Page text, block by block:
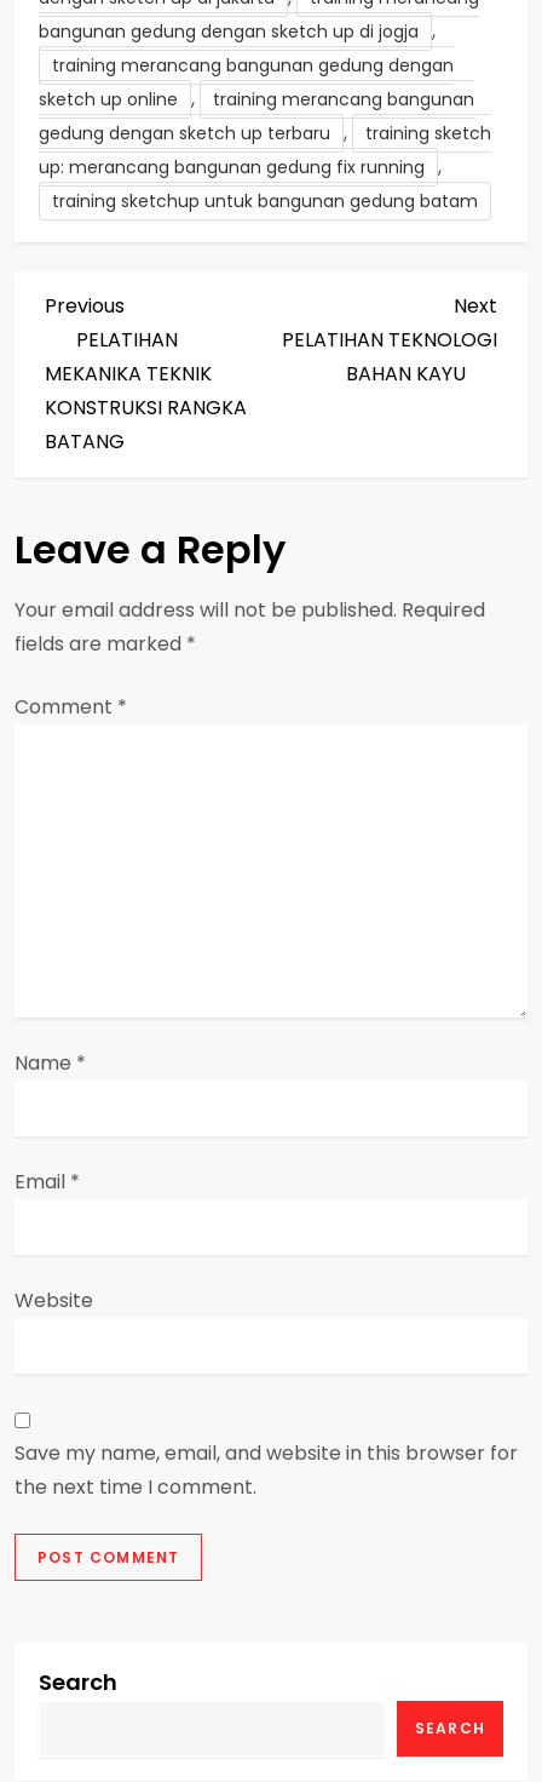
bangunan gedung dengan sketch up di jogja ,
training merancang bangunan gedung dengan
sketch up online ,
training merancang bangunan
gedung dengan sketch up terbaru ,
training sketch
up: merancang bangunan gedung fix running ,
training sketchup untuk bangunan gedung batam
P
o
s
n
a
v
i
Previous
Post
Previous
PELATIHAN
MEKANIKA TEKNIK
KONSTRUKSI RANGKA
BATANG
Post
Next
PELATIHAN TEKNOLOGI
BAHAN KAYU
Leave a Reply
Your email address will not be published. Required
fields are marked *
Comment *
Name *
Email *
Website
Save my name, email, and website in this browser for
the next time I comment.
Search
SEARCH